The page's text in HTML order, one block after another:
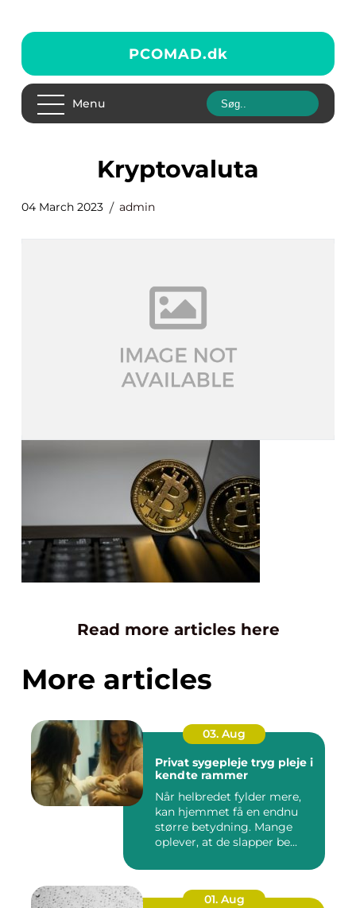
PCOMAD.dk
Menu
kryptovaluta
04 March 2023 admin
Read more articles here
More articles
03. Aug
Privat sygepleje tryg pleje i
kendte rammer
Når helbredet fylder mere,
kan hjemmet få en endnu
større betydning. Mange
oplever, at de slapper be...
01. Aug